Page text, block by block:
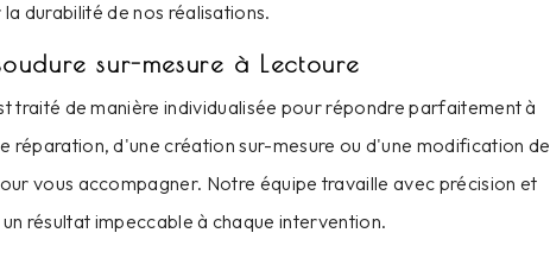
la durabilité de nos réalisations.
sur-mesure à Lectoure
traité de manière individualisée pour répondre parfaitement à
réparation, d'une création sur-mesure ou d'une modification de
vous accompagner. Notre équipe travaille avec précision et
résultat impeccable à chaque intervention.